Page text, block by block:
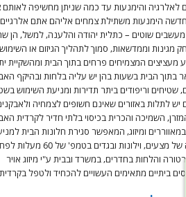
לאלרגיה והימנעות עד כמה שניתן מחשיפה
הימנעות משתילת צמחים אליהם אתם אלרגיים
מעשבים שוטים – כתלית יהודה והלענה, למשל, הן
מגינות וממדשאות, סמוך לתהליך הגיזום או
מעציצים המצמיחים פרחים בתוך הבית
בתוך הבית בשעות בהן יש עליה בלחות ובהיקף
שטיחים וריפודים ביתר תדירות ומניעת השימוש
יש לתלות באזורים שאינם חשופים לצמחיה
המזרן, השמיכה והכרית בכיסוי בלתי חדיר לקרדית
ומיזוג, המאפשר סגירת חלונות הבית
וילונות ובגדים בטמפ' של 60 מעלות לפחות
והלחות בחדרים, במשרד ובבית ע"י מיזוג אויר
ביתיים מתאימים העשויים להכחיד ולטפל